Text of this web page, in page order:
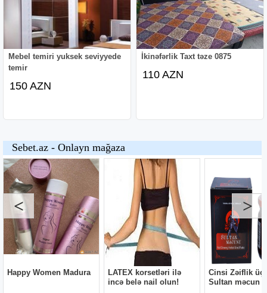
Mebel temiri yuksek seviyyede
temir
150 AZN
İkinəfərlik Taxt təze 0875
110 AZN